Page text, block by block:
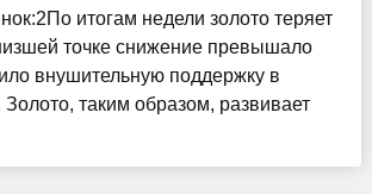
итогам недели золото теряет
точке снижение превышало
внушительную поддержку в
Золото, таким образом, развивает